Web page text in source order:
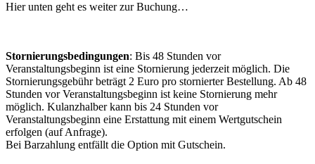
Hier unten geht es weiter zur Buchung…
Stornierungsbedingungen: Bis 48 Stunden vor
Veranstaltungsbeginn ist eine Stornierung jederzeit möglich. Die
Stornierungsgebühr beträgt 2 Euro pro stornierter Bestellung. Ab 48
Stunden vor Veranstaltungsbeginn ist keine Stornierung mehr
möglich. Kulanzhalber kann bis 24 Stunden vor
Veranstaltungsbeginn eine Erstattung mit einem Wertgutschein
erfolgen (auf Anfrage).
Bei Barzahlung entfällt die Option mit Gutschein.